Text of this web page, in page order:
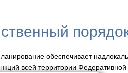
обеспечивает
всей территории